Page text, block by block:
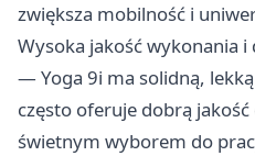
zwiększa mobilność i
Wysoka jakość wykonania
— Yoga 9i ma solidną,
często oferuje dobrą
świetnym wyborem do